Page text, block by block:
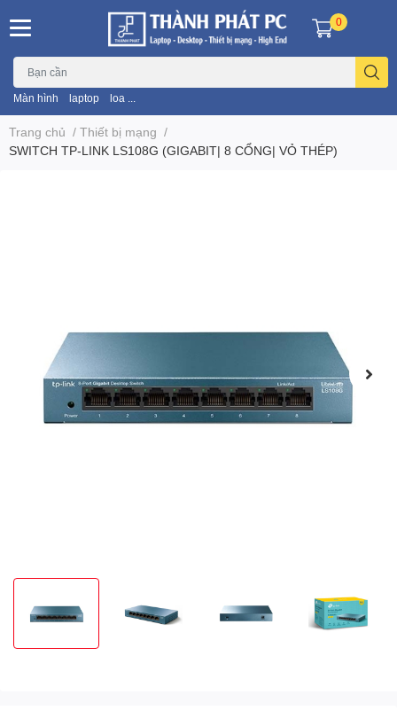
Màn hình laptop loa ...
0
Trang chủ / Thiết bị mạng /
SWITCH TP-LINK LS108G (GIGABIT| 8 CỔNG| VỎ THÉP)